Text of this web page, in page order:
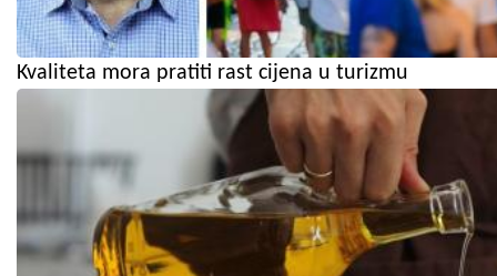
Kvaliteta mora pratiti rast cijena u turizmu